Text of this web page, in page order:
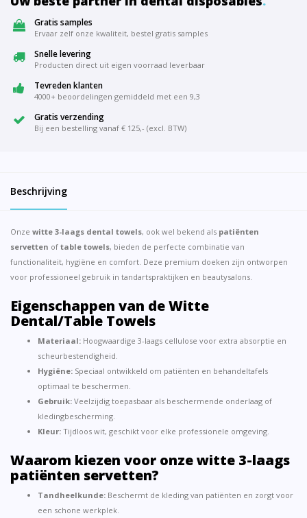
Gratis samples
Ervaar zelf onze kwaliteit, bestel gratis samples
Snelle levering
Producten direct uit eigen voorraad leverbaar
Tevreden klanten
4000+ beoordelingen gemiddeld met een 9,3
Gratis verzending
Bij een bestelling vanaf € 125,- (excl. BTW)
Beschrijving
Onze witte 3-laags dental towels, ook wel bekend als patiënten
servetten of table towels, bieden de perfecte combinatie van
functionaliteit, hygiëne en comfort. Deze premium doeken zijn ontworpen
voor professioneel gebruik in tandartspraktijken en beautysalons.
Eigenschappen van de Witte
Dental/Table Towels
Materiaal: Hoogwaardige 3-laags cellulose voor extra absorptie en
scheurbestendigheid.
Hygiëne: Speciaal ontwikkeld om patiënten en behandeltafels
optimaal te beschermen.
Gebruik: Veelzijdig toepasbaar als beschermende onderlaag of
kledingbescherming.
Kleur: Tijdloos wit, geschikt voor elke professionele omgeving.
Waarom kiezen voor onze witte 3-laags
patiënten servetten?
Tandheelkunde: Beschermt de kleding van patiënten en zorgt voor
een schone werkplek.